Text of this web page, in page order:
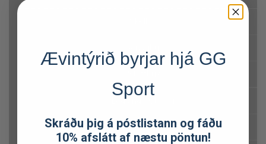
Leggings & buxur
Sokkar
Ævintýrið byrjar hjá GG
Sport
Skráðu þig á póstlistann og fáðu
10% afslátt af næstu pöntun!